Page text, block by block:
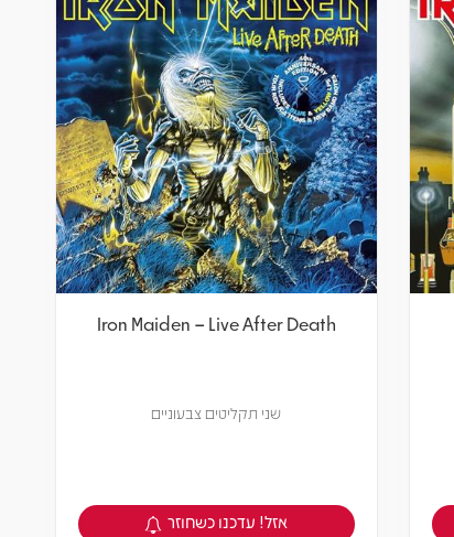
Iron Maiden – Live After Death
שני תקליטים צבעוניים
צפיה במוצר
אזל! עדכנו כשחוזר